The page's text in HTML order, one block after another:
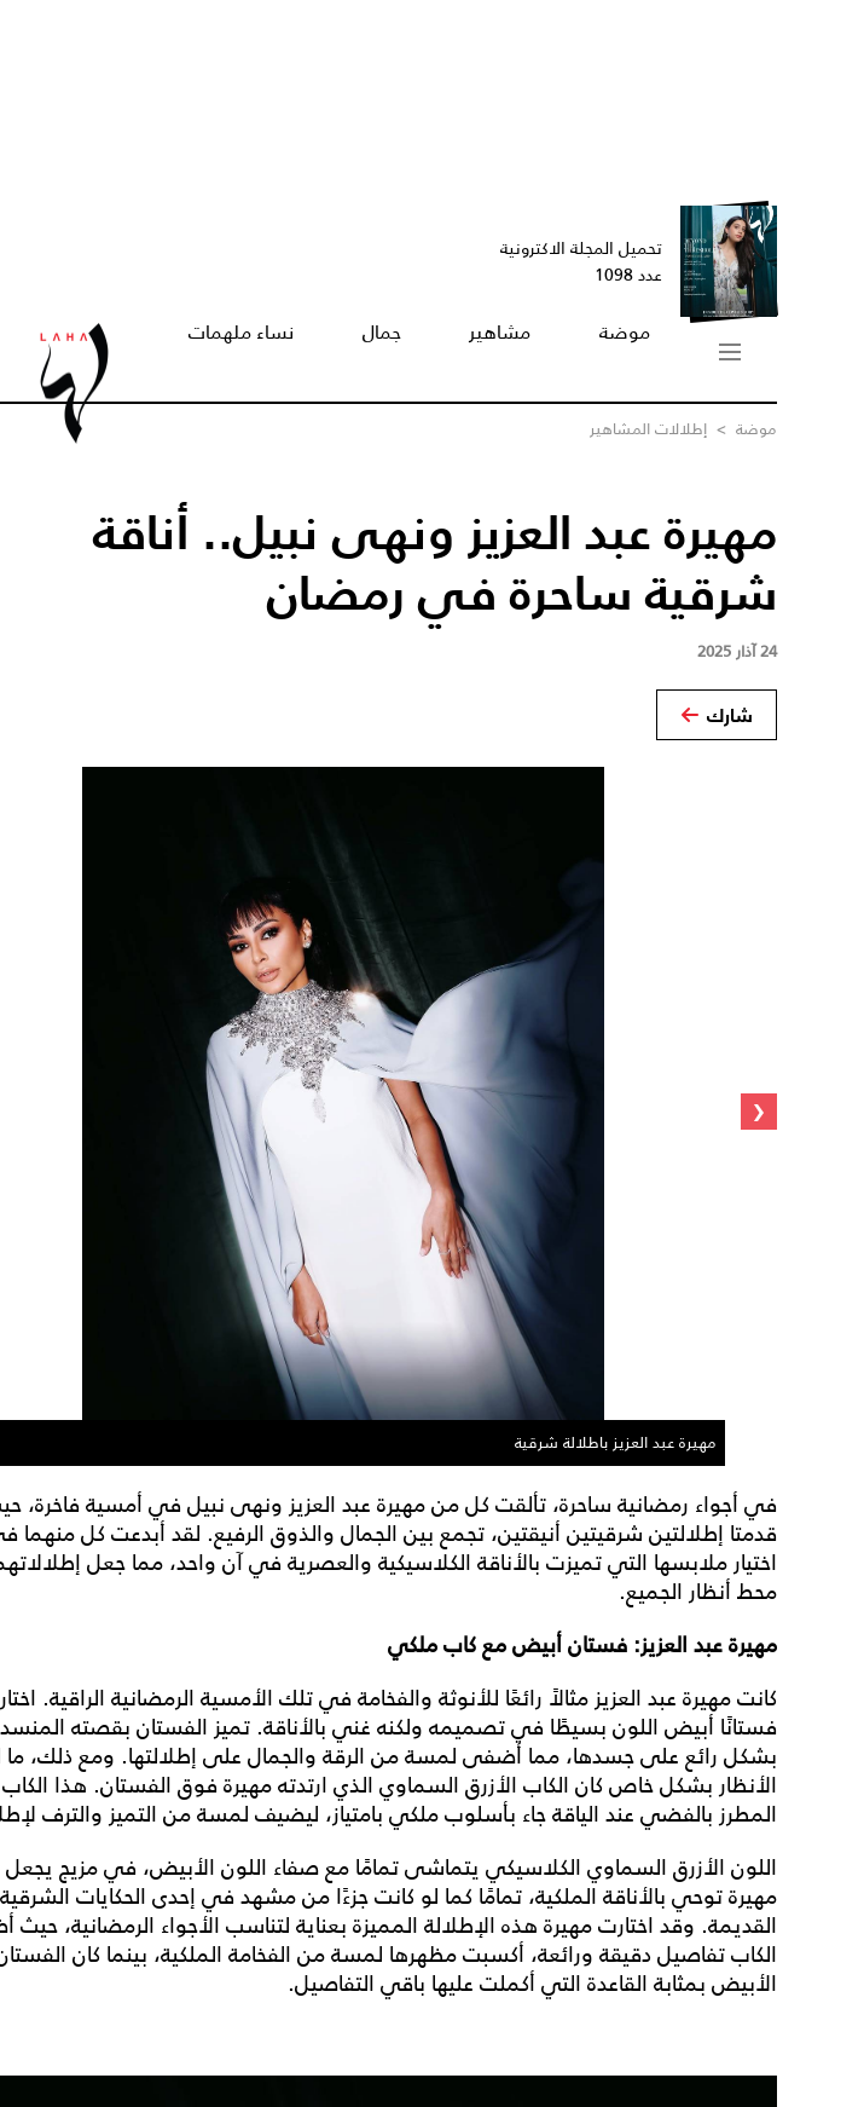
تحميل المجلة الاكترونية
عدد 1098
موضة مشاهير جمال نساء ملهمات
موضة > إطلالات المشاهير
مهيرة عبد العزيز ونهى نبيل.. أناقة
شرقية ساحرة في رمضان
24 آذار 2025
شارك
مهيرة عبد العزيز باطلالة شرقية
‹
في أجواء رمضانية ساحرة، تألقت كل من مهيرة عبد العزيز ونهى نبيل في أمسية فاخرة،
قدمتا إطلالتين شرقيتين أنيقتين، تجمع بين الجمال والذوق الرفيع. لقد أبدعت كل منهما
اختيار ملابسها التي تميزت بالأناقة الكلاسيكية والعصرية في آن واحد، مما جعل
محط أنظار الجميع.
مهيرة عبد العزيز: فستان أبيض مع كاب ملكي
كانت مهيرة عبد العزيز مثالاً رائعًا للأنوثة والفخامة في تلك الأمسية الرمضانية الراقية.
فستانًا أبيض اللون بسيطًا في تصميمه ولكنه غني بالأناقة. تميز الفستان بقصته
بشكل رائع على جسدها، مما أضفى لمسة من الرقة والجمال على إطلالتها. ومع ذلك،
الأنظار بشكل خاص كان الكاب الأزرق السماوي الذي ارتدته مهيرة فوق الفستان. هذا الكاب
المطرز بالفضي عند الياقة جاء بأسلوب ملكي بامتياز، ليضيف لمسة من التميز والترف
اللون الأزرق السماوي الكلاسيكي يتماشى تمامًا مع صفاء اللون الأبيض، في مزيج يجعل
مهيرة توحي بالأناقة الملكية، تمامًا كما لو كانت جزءًا من مشهد في إحدى الحكايات الشرقية
القديمة. وقد اختارت مهيرة هذه الإطلالة المميزة بعناية لتناسب الأجواء الرمضانية،
الكاب تفاصيل دقيقة ورائعة، أكسبت مظهرها لمسة من الفخامة الملكية، بينما كان
الأبيض بمثابة القاعدة التي أكملت عليها باقي التفاصيل.